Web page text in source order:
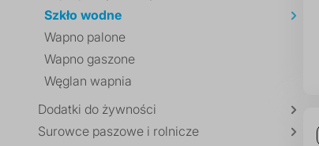
Szkło wodne
Wapno palone
Wapno gaszone
Węglan wapnia
Dodatki do żywności
Surowce paszowe i rolnicze